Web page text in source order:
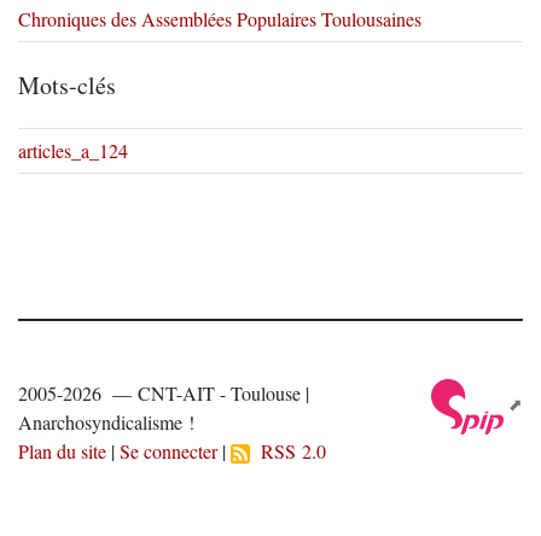
Chroniques des Assemblées Populaires Toulousaines
Mots-clés
articles_a_124
2005-2026 — CNT-AIT - Toulouse |
Anarchosyndicalisme !
Plan du site |Se connecter| RSS 2.0